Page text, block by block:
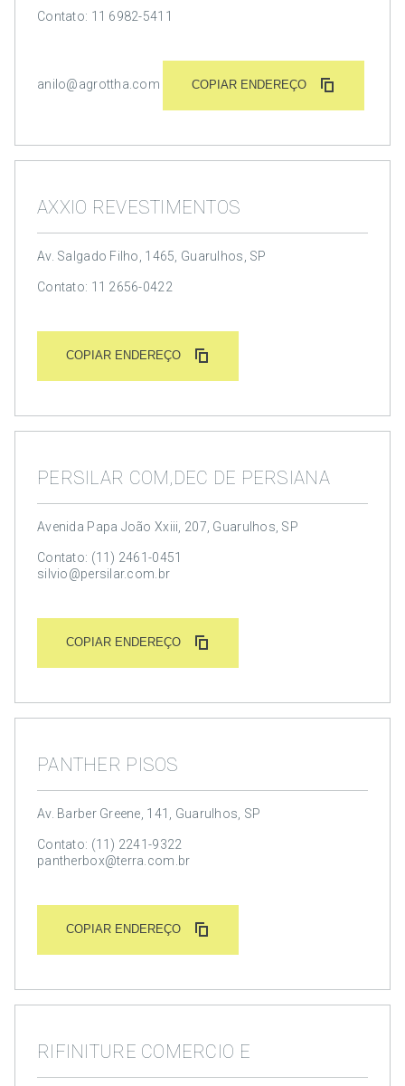
Contato: 11 6982-5411
anilo@agrottha.com COPIAR ENDEREÇO
AXXIO REVESTIMENTOS
Av. Salgado Filho, 1465, Guarulhos, SP
Contato: 11 2656-0422
COPIAR ENDEREÇO
PERSILAR COM,DEC DE PERSIANA
Avenida Papa João Xxiii, 207, Guarulhos, SP
Contato: (11) 2461-0451
silvio@persilar.com.br
COPIAR ENDEREÇO
PANTHER PISOS
Av. Barber Greene, 141, Guarulhos, SP
Contato: (11) 2241-9322
pantherbox@terra.com.br
COPIAR ENDEREÇO
RIFINITURE COMERCIO E